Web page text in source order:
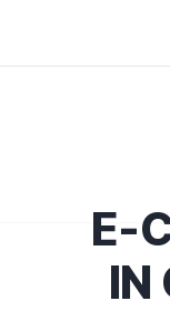
E-
IN